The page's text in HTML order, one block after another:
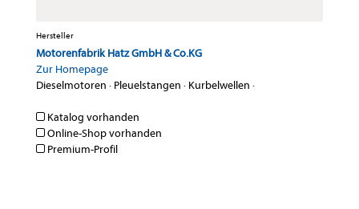
Hersteller
Motorenfabrik Hatz GmbH & Co.KG
Zur Homepage
Dieselmotoren · Pleuelstangen · Kurbelwellen ·
Katalog vorhanden
Online-Shop vorhanden
Premium-Profil